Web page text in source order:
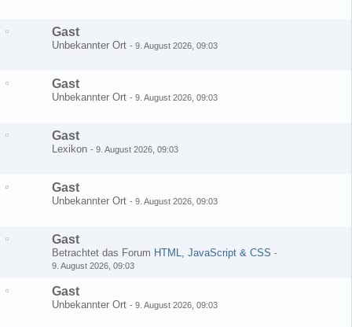
Gast
Unbekannter Ort - 9. August 2026, 09:03
Gast
Unbekannter Ort - 9. August 2026, 09:03
Gast
Lexikon - 9. August 2026, 09:03
Gast
Unbekannter Ort - 9. August 2026, 09:03
Gast
Betrachtet das Forum HTML, JavaScript & CSS -
9. August 2026, 09:03
Gast
Unbekannter Ort - 9. August 2026, 09:03